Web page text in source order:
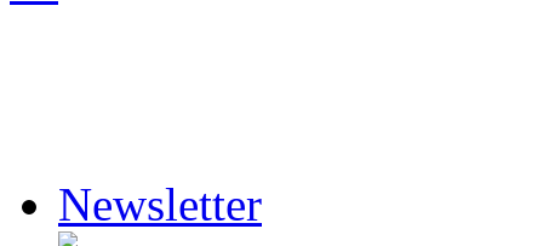
Newsletter